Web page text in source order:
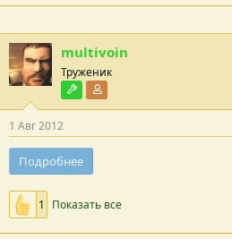
multivoin
Труженик
Модостроитель
1 Авг 2012
Подробнее
1 Показать все